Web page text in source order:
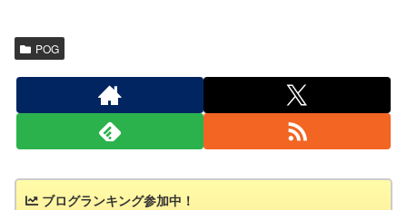
POG
ブログランキング参加中！